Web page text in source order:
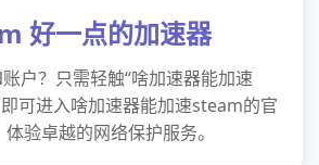
好一点的加速器
户？只需轻触“啥加速器能加速
可进入啥加速器能加速steam的官
验卓越的网络保护服务。